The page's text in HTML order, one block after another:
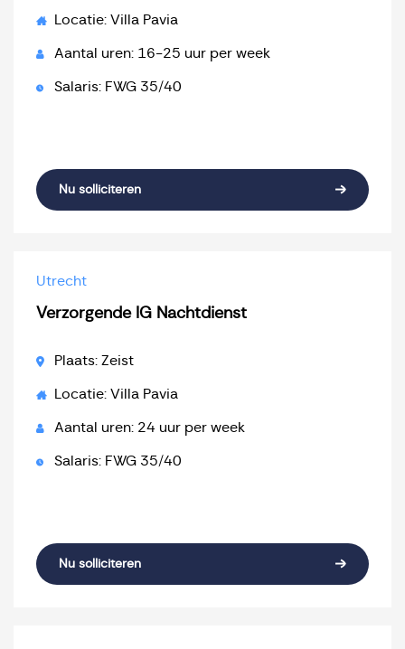
Locatie: Villa Pavia
Aantal uren: 16-25 uur per week
Salaris: FWG 35/40
Nu solliciteren
Utrecht
Verzorgende IG Nachtdienst
Plaats: Zeist
Locatie: Villa Pavia
Aantal uren: 24 uur per week
Salaris: FWG 35/40
Nu solliciteren